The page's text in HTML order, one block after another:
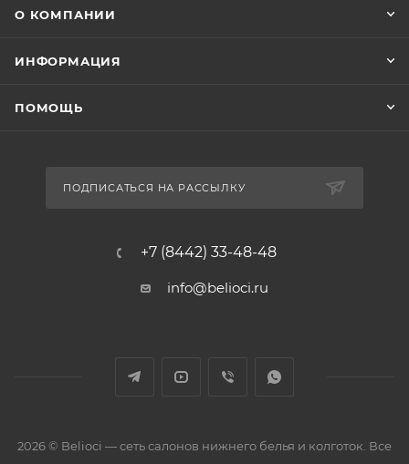
О КОМПАНИИ
ИНФОРМАЦИЯ
ПОМОЩЬ
ПОДПИСАТЬСЯ НА РАССЫЛКУ
+7 (8442) 33-48-48
info@belioci.ru
2026 © Belioci — сеть салонов нижнего белья и колготок. Все